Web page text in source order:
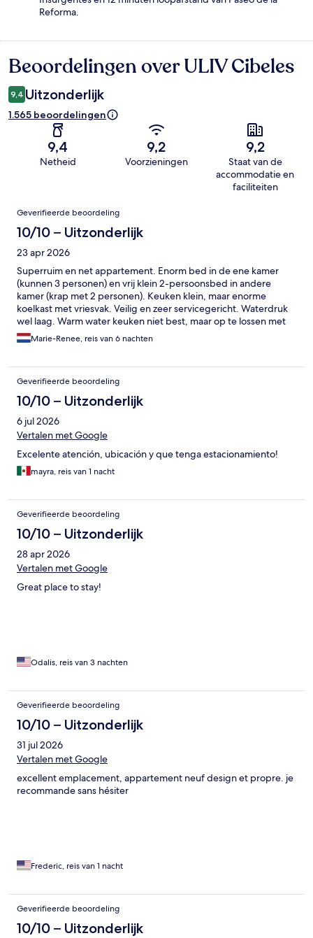
Reforma.
Beoordelingen
Beoordelingen over ULIV Cibeles
9,4 Uitzonderlijk
1.565 beoordelingen
9,4
Netheid
9,2
Voorzieningen
9,2
Staat van de
accommodatie en
faciliteiten
Beoordelingen
Geverifieerde beoordeling
10/10 – Uitzonderlijk
23 apr 2026
Superruim en net appartement. Enorm bed in de ene kamer
(kunnen 3 personen) en vrij klein 2-persoonsbed in andere
kamer (krap met 2 personen). Keuken klein, maar enorme
koelkast met vriesvak. Veilig en zeer servicegericht. Waterdruk
wel laag. Warm water keuken niet best, maar op te lossen met
waterkoker. Douchekop is gefixeerd dus niet in te stellen of af
te halen.
Marie-Renee, reis van 6 nachten
Geverifieerde beoordeling
10/10 – Uitzonderlijk
6 jul 2026
Vertalen met Google
Excelente atención, ubicación y que tenga estacionamiento!
mayra, reis van 1 nacht
Geverifieerde beoordeling
10/10 – Uitzonderlijk
28 apr 2026
Vertalen met Google
Great place to stay!
Odalis, reis van 3 nachten
Geverifieerde beoordeling
10/10 – Uitzonderlijk
31 jul 2026
Vertalen met Google
excellent emplacement, appartement neuf design et propre. je
recommande sans hésiter
Frederic, reis van 1 nacht
Geverifieerde beoordeling
10/10 – Uitzonderlijk